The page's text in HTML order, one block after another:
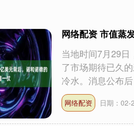
网络配资 市值蒸
当地时间7月29
了市场期待已久
冷水。消息公布
网络配资 日期：02-